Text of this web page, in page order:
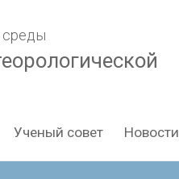
среды
Ученый совет Новости